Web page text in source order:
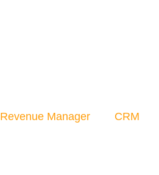
Revenue Manager CRM